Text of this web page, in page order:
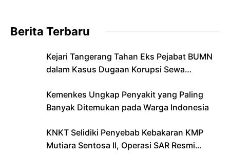
Berita Terbaru
Kejari Tangerang Tahan Eks Pejabat BUMN
dalam Kasus Dugaan Korupsi Sewa
Kemenkes Ungkap Penyakit yang Paling
Banyak Ditemukan pada Warga Indonesia
KNKT Selidiki Penyebab Kebakaran KMP
Mutiara Sentosa II, Operasi SAR Resmi